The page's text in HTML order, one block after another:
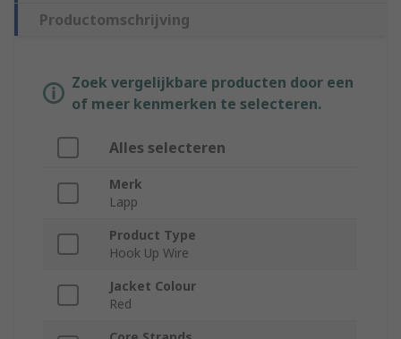
Productomschrijving
Zoek vergelijkbare producten door een
of meer kenmerken te selecteren.
Alles selecteren
Merk
Lapp
Product Type
Hook Up Wire
Jacket Colour
Red